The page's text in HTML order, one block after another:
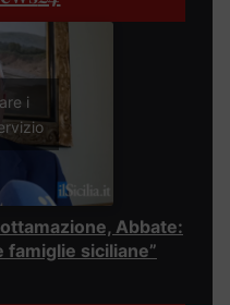
i
Abbate:
famiglie siciliane”